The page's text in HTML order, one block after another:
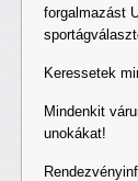
forgalmazást
Keressetek
Mindenkit
unokákat!